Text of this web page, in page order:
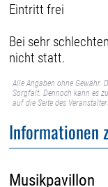
Eintritt frei
Bei sehr
nicht statt.
Alle Angaben ohne Gewähr.
Sorgfalt. Dennoch kann es
auf die Seite des
Informationen
Musikpavillon